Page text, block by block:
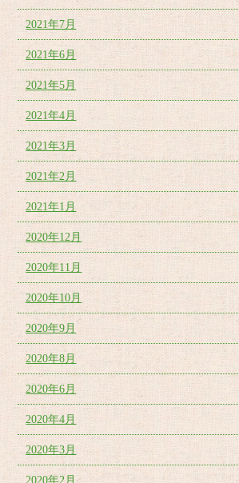
2021年7月
2021年6月
2021年5月
2021年4月
2021年3月
2021年2月
2021年1月
2020年12月
2020年11月
2020年10月
2020年9月
2020年8月
2020年6月
2020年4月
2020年3月
2020年2月